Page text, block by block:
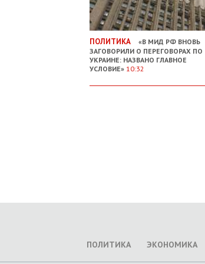
ПОЛИТИКА
«В МИД РФ ВНОВЬ
ЗАГОВОРИЛИ О ПЕРЕГОВОРАХ ПО
УКРАИНЕ: НАЗВАНО ГЛАВНОЕ
УСЛОВИЕ» 10:32
ПОЛИТИКА ЭКОНОМИКА